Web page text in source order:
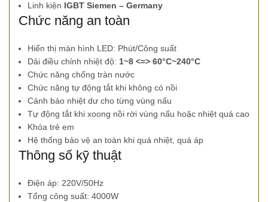
Linh kiện IGBT Siemen – Germany
Chức năng an toàn
Hiển thị màn hình LED: Phút/Công suất
Dải điều chỉnh nhiệt độ: 1~8 <=> 60°C~240°C
Chức năng chống tràn nước
Chức năng tự động tắt khi không có nồi
Cảnh báo nhiệt dư cho từng vùng nấu
Tự động tắt khi xoong nồi rời vùng nấu hoặc nhiệt quá cao
Khóa trẻ em
Hệ thống bảo vệ an toàn khi quá nhiệt, quá áp
Thông số kỹ thuật
Điện áp: 220V/50Hz
Tổng công suất: 4000W